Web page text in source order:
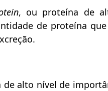
, ou proteína de
de proteína
alto nível de